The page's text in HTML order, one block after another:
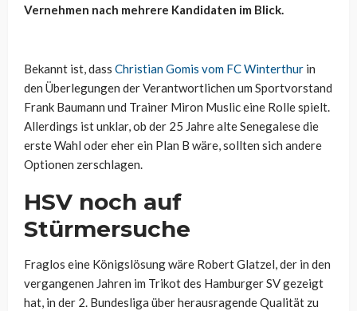
Vernehmen nach mehrere Kandidaten im Blick.
Bekannt ist, dass Christian Gomis vom FC Winterthur in
den Überlegungen der Verantwortlichen um Sportvorstand
Frank Baumann und Trainer Miron Muslic eine Rolle spielt.
Allerdings ist unklar, ob der 25 Jahre alte Senegalese die
erste Wahl oder eher ein Plan B wäre, sollten sich andere
Optionen zerschlagen.
HSV noch auf
Stürmersuche
Fraglos eine Königslösung wäre Robert Glatzel, der in den
vergangenen Jahren im Trikot des Hamburger SV gezeigt
hat, in der 2. Bundesliga über herausragende Qualität zu